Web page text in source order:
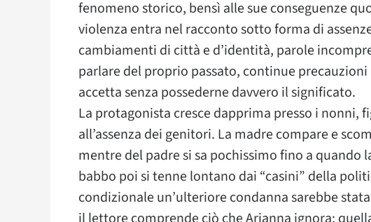
fenomeno storico, bensì alle sue conseguenze
violenza entra nel racconto sotto forma di
cambiamenti di città e d’identità, parole
parlare del proprio passato, continue
accetta senza possederne davvero il significato.
La protagonista cresce dapprima presso i nonni,
all’assenza dei genitori. La madre compare e
mentre del padre si sa pochissimo fino a quando
babbo poi si tenne lontano dai “casini” della
condizionale un’ulteriore condanna sarebbe